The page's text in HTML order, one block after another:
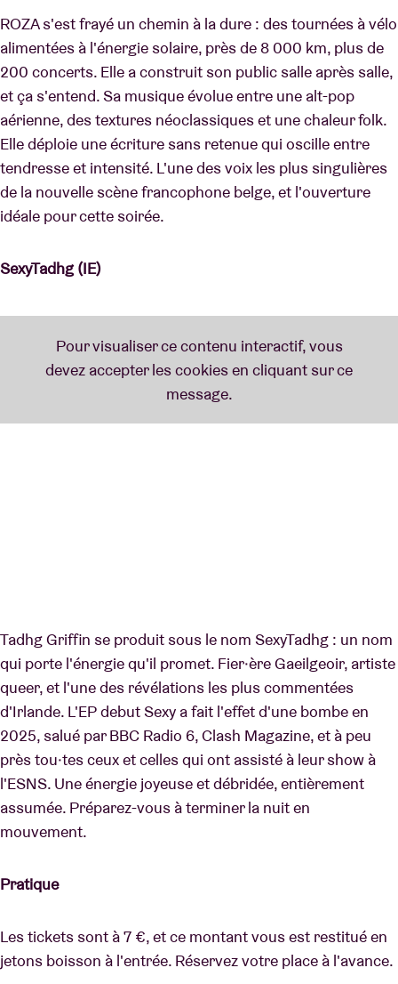
ROZA s'est frayé un chemin à la dure : des tournées à vélo
alimentées à l'énergie solaire, près de 8 000 km, plus de
200 concerts. Elle a construit son public salle après salle,
et ça s'entend. Sa musique évolue entre une alt-pop
aérienne, des textures néoclassiques et une chaleur folk.
Elle déploie une écriture sans retenue qui oscille entre
tendresse et intensité. L'une des voix les plus singulières
de la nouvelle scène francophone belge, et l'ouverture
idéale pour cette soirée.
SexyTadhg (IE)
Tadhg Griffin se produit sous le nom SexyTadhg : un nom
qui porte l'énergie qu'il promet. Fier·ère Gaeilgeoir, artiste
queer, et l'une des révélations les plus commentées
d'Irlande. L'EP debut Sexy a fait l'effet d'une bombe en
2025, salué par BBC Radio 6, Clash Magazine, et à peu
près tou·tes ceux et celles qui ont assisté à leur show à
l'ESNS. Une énergie joyeuse et débridée, entièrement
assumée. Préparez-vous à terminer la nuit en
mouvement.
Pratique
Les tickets sont à 7 €, et ce montant vous est restitué en
jetons boisson à l'entrée. Réservez votre place à l'avance.